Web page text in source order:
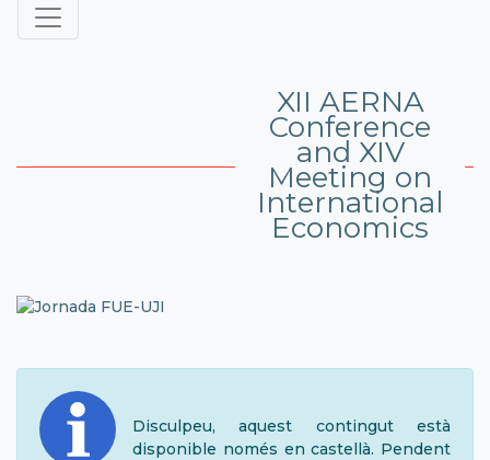
XII AERNA
Conference
and XIV
Meeting on
International
Economics
Disculpeu, aquest contingut està
disponible només en castellà. Pendent